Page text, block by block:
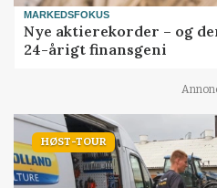
MARKEDSFOKUS
Nye aktierekorder – og
24-årigt finansgeni
HØST-TOUR